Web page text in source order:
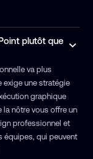
plutôt que
va plus
exige une stratégie
graphique
la nôtre vous offre un
professionnel et
équipes, qui peuvent